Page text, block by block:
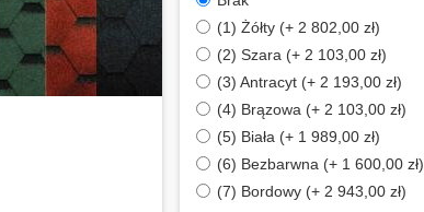
(1) Żółty (+ 2 802,00 zł)
(2) Szara (+ 2 103,00 zł)
(3) Antracyt (+ 2 193,00 zł)
(4) Brązowa (+ 2 103,00 zł)
(5) Biała (+ 1 989,00 zł)
(6) Bezbarwna (+ 1 600,00 zł)
(7) Bordowy (+ 2 943,00 zł)